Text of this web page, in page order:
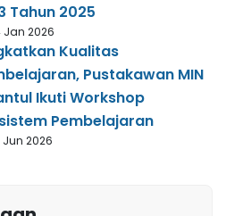
Tahun 2025
Jan 2026
Kualitas
Pustakawan MIN
Ikuti Workshop
Pembelajaran
Jun 2026